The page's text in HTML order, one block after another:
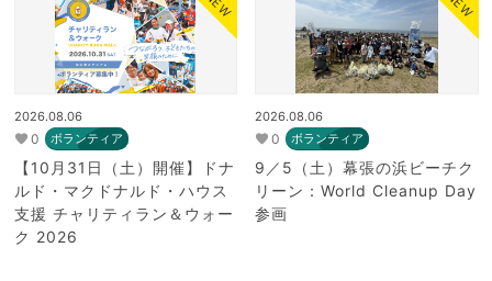
2026.08.06
0 ボランティア
【10月31日（土）開催】ドナ
ルド・マクドナルド・ハウス
支援 チャリティラン＆ウォー
ク 2026
2026.08.06
0 ボランティア
9／5（土）幕張の浜ビーチク
リーン：World Cleanup Day
参画